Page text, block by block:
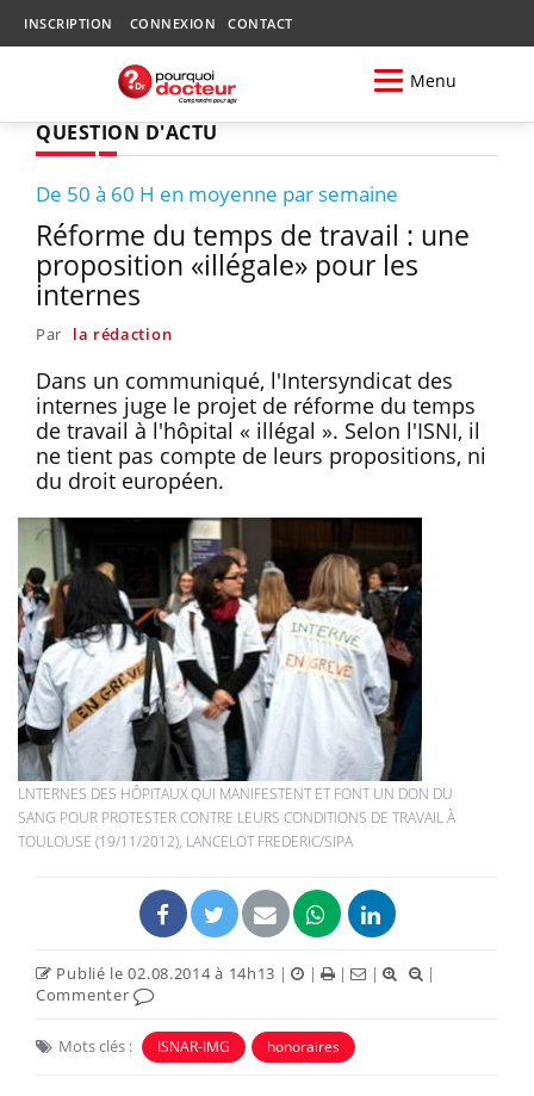
INSCRIPTION CONNEXION CONTACT
Menu
QUESTION D'ACTU
De 50 à 60 H en moyenne par semaine
Réforme du temps de travail : une
proposition «illégale» pour les
internes
Par la rédaction
Dans un communiqué, l'Intersyndicat des
internes juge le projet de réforme du temps
de travail à l'hôpital « illégal ». Selon l'ISNI, il
ne tient pas compte de leurs propositions, ni
du droit européen.
LNTERNES DES HÔPITAUX QUI MANIFESTENT ET FONT UN DON DU
SANG POUR PROTESTER CONTRE LEURS CONDITIONS DE TRAVAIL À
TOULOUSE (19/11/2012), LANCELOT FREDERIC/SIPA
Publié le 02.08.2014 à 14h13 | | | |
|
Commenter
Mots clés : ISNAR-IMG honoraires